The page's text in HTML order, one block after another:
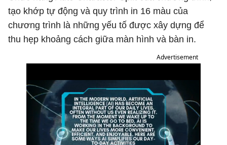
tạo khớp tự động và quy trình in 16 màu của
chương trình là những yếu tố được xây dựng để
thu hẹp khoảng cách giữa màn hình và bàn in.
Advertisement